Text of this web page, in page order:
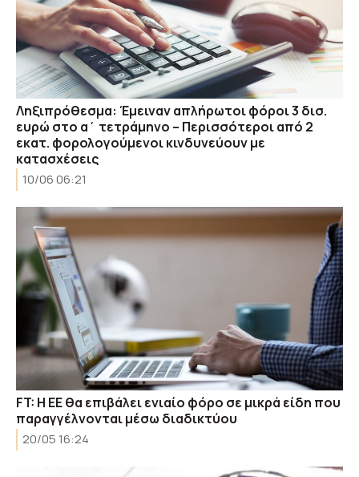
Ληξιπρόθεσμα: Έμειναν απλήρωτοι φόροι 3 δισ.
ευρώ στο α΄ τετράμηνο – Περισσότεροι από 2
εκατ. φορολογούμενοι κινδυνεύουν με
κατασχέσεις
10/06 06:21
FT: Η ΕΕ θα επιβάλει ενιαίο φόρο σε μικρά είδη που
παραγγέλνονται μέσω διαδικτύου
20/05 16:24